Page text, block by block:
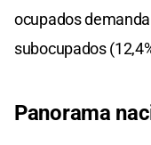
ocupados
subocupados
Panorama